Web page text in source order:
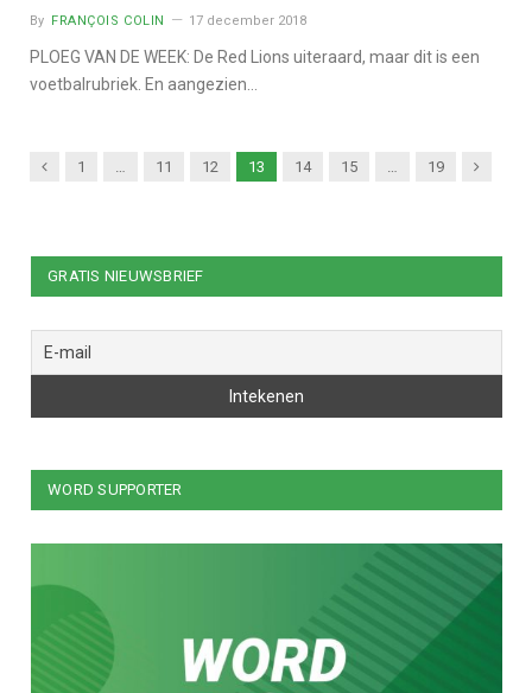
By FRANÇOIS COLIN 17 december 2018
PLOEG VAN DE WEEK: De Red Lions uiteraard, maar dit is een
voetbalrubriek. En aangezien…
Previous
1 … 11 12 13 14 15 … 19 Next
GRATIS NIEUWSBRIEF
WORD SUPPORTER